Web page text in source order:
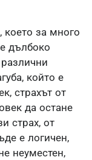
което за много
дълбоко
който е
страхът от
да остане
страх, от
е логичен,
неуместен,